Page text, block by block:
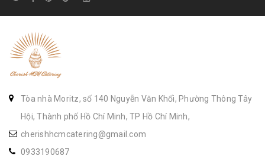
Tòa nhà Moritz, số 140 Nguyễn Văn Khối, Phường Thông Tây
Hội, Thành phố Hồ Chí Minh, TP Hồ Chí Minh,
cherishhcmcatering@gmail.com
0933190687